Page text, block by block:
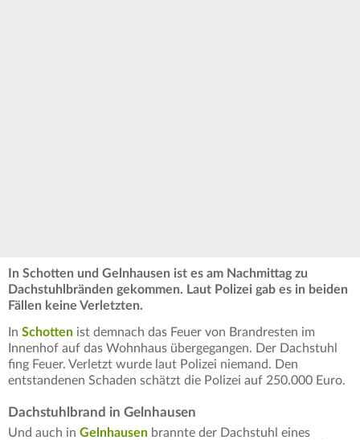
In Schotten und Gelnhausen ist es am Nachmittag zu
Dachstuhlbränden gekommen. Laut Polizei gab es in beiden
Fällen keine Verletzten.
In Schotten ist demnach das Feuer von Brandresten im
Innenhof auf das Wohnhaus übergegangen. Der Dachstuhl
fing Feuer. Verletzt wurde laut Polizei niemand. Den
entstandenen Schaden schätzt die Polizei auf 250.000 Euro.
Dachstuhlbrand in Gelnhausen
Und auch in Gelnhausen brannte der Dachstuhl eines